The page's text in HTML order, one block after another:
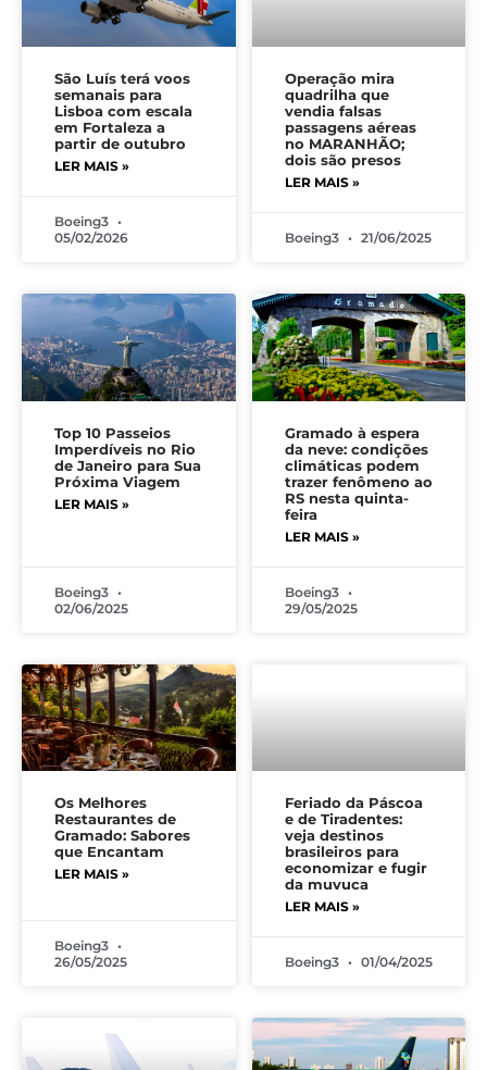
São Luís terá voos
semanais para
Lisboa com escala
em Fortaleza a
partir de outubro
LER MAIS »
Boeing3
05/02/2026
Operação mira
quadrilha que
vendia falsas
passagens aéreas
no MARANHÃO;
dois são presos
LER MAIS »
Boeing3 21/06/2025
Top 10 Passeios
Imperdíveis no Rio
de Janeiro para Sua
Próxima Viagem
LER MAIS »
Boeing3
02/06/2025
Gramado à espera
da neve: condições
climáticas podem
trazer fenômeno ao
RS nesta quinta-
feira
LER MAIS »
Boeing3
29/05/2025
Os Melhores
Restaurantes de
Gramado: Sabores
que Encantam
LER MAIS »
Boeing3
26/05/2025
Feriado da Páscoa
e de Tiradentes:
veja destinos
brasileiros para
economizar e fugir
da muvuca
LER MAIS »
Boeing3 01/04/2025